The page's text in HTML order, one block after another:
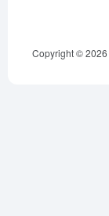
Copyright © 2026